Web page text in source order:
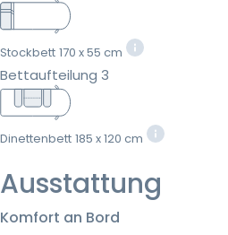
Stockbett 170 x 55 cm
Bettaufteilung 3
Dinettenbett 185 x 120 cm
Ausstattung
Komfort an Bord